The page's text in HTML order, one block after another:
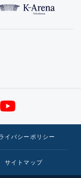
イバシーポリシー
サイトマップ